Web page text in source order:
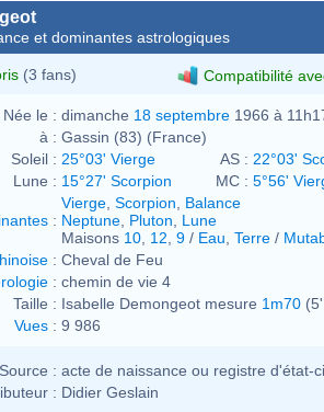
et dominantes astrologiques
(3 fans) Compatibilité
Née le : dimanche 18 septembre 1966 à
à : Gassin (83) (France)
Soleil : 25°03' Vierge AS : 22°03'
Lune : 15°27' Scorpion MC : 5°56'
:
Vierge Scorpion
Balance
Neptune Pluton
Lune
Maisons 10 12 9 / Eau Terre /
: Cheval de Feu
: chemin de vie 4
Taille : Isabelle Demongeot mesure 1m70
Vues : 9 986
Source : acte de naissance ou registre d'état-
: Didier Geslain